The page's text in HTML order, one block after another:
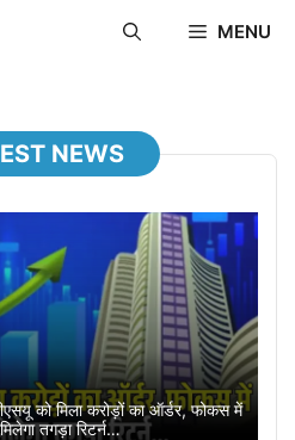
MENU
NEWS
को मिला करोड़ों का ऑर्डर, फोकस में
तगड़ा रिटर्न…